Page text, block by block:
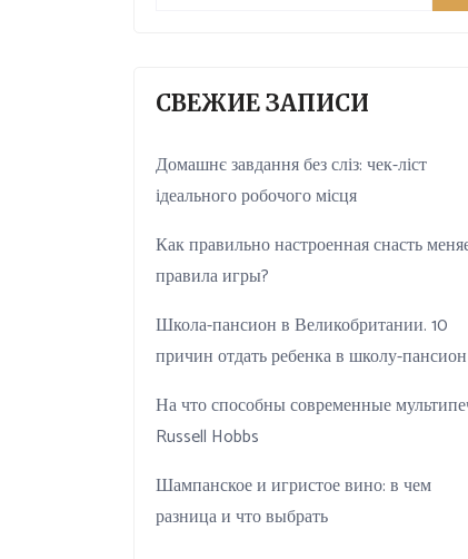
СВЕЖИЕ ЗАПИСИ
Домашнє завдання без сліз: чек-ліст
ідеального робочого місця
Как правильно настроенная снасть
правила игры?
Школа-пансион в Великобритании. 10
причин отдать ребенка в школу-пансион
На что способны современные
Russell Hobbs
Шампанское и игристое вино: в чем
разница и что выбрать